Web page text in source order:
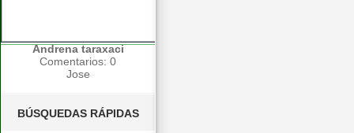
Andrena taraxaci
Comentarios: 0
Jose
BÚSQUEDAS RÁPIDAS